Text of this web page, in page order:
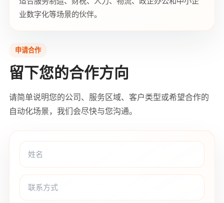
业数字化等场景的伙伴。
申请合作
留下您的合作方向
请简单说明您的公司、服务区域、客户类型或希望合作的
自动化场景，我们会尽快与您沟通。